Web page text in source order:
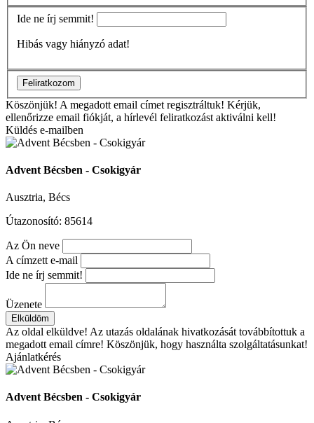
Ide ne írj semmit!
Hibás vagy hiányzó adat!
Feliratkozom
Köszönjük! A megadott email címet regisztráltuk! Kérjük,
ellenőrizze email fiókját, a hírlevél feliratkozást aktiválni kell!
Küldés e-mailben
Advent Bécsben - Csokigyár
Ausztria, Bécs
Útazonosító: 85614
Az Ön neve
A címzett e-mail
Ide ne írj semmit!
Üzenete
Elküldöm
Az oldal elküldve! Az utazás oldalának hivatkozását továbbítottuk a
megadott email címre! Köszönjük, hogy használta szolgáltatásunkat!
Ajánlatkérés
Advent Bécsben - Csokigyár